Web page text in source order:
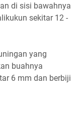
di sisi bawahnya
sekitar 12 -
yang
buahnya
6 mm dan berbiji